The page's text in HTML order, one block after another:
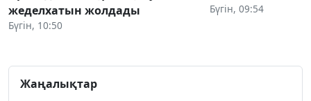
жеделхатын жолдады
Бүгін, 10:50
Бүгін, 09:54
Жаңалықтар